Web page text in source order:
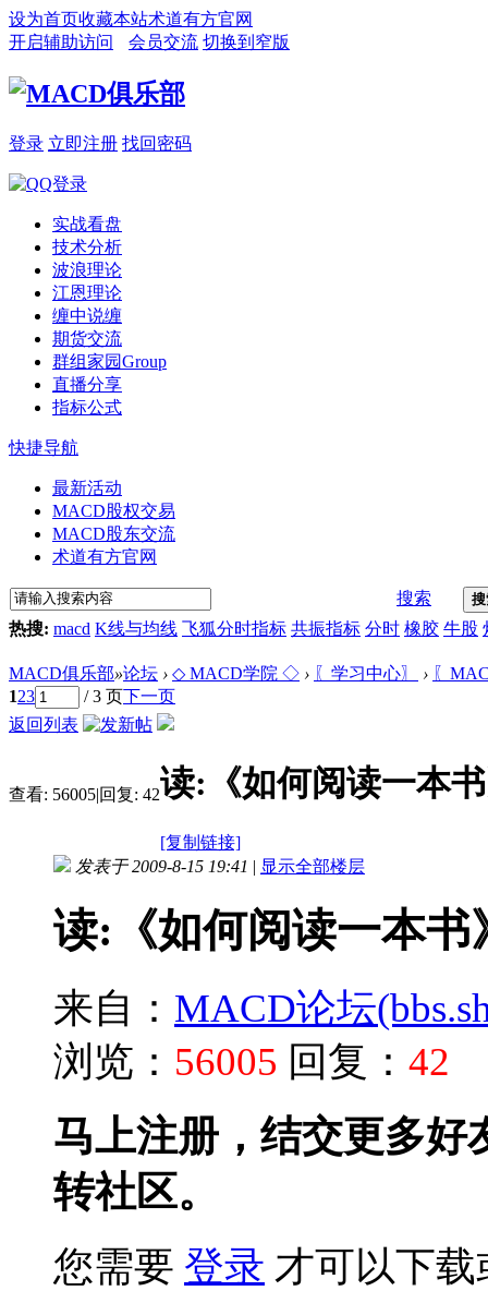
设为首页收藏本站术道有方官网
开启辅助访问
会员交流 切换到窄版
登录 立即注册 找回密码
实战看盘
技术分析
波浪理论
江恩理论
缠中说缠
期货交流
群组家园Group
直播分享
指标公式
快捷导航
最新活动
MACD股权交易
MACD股东交流
术道有方官网
搜索
热搜: macd K线与均线 飞狐分时指标 共振指标 分时 橡胶 牛股
MACD俱乐部»论坛 › ◇ MACD学院 ◇ › 〖学习中心〗 › 〖
123 / 3 页下一页
返回列表
查看: 56005|回复: 42读:《如何阅读一本
[复制链接]
发表于 2009-8-15 19:41 | 显示全部楼层
读:《如何阅读一本书
来自： MACD论坛
浏览： 56005 回复： 42
马上注册，结交更多好
转社区。
您需要 登录 才可以下